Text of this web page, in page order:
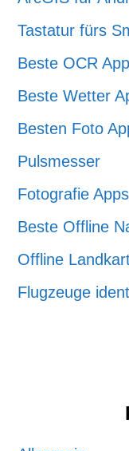
Tastatur fürs
Beste OCR
Beste Wetter
Besten Foto
Pulsmesser
Fotografie
Beste Offline
Offline
Flugzeuge